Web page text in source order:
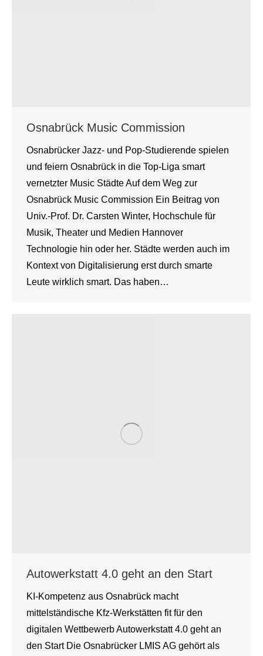
Osnabrück Music Commission
Osnabrücker Jazz- und Pop-Studierende spielen
und feiern Osnabrück in die Top-Liga smart
vernetzter Music Städte Auf dem Weg zur
Osnabrück Music Commission Ein Beitrag von
Univ.-Prof. Dr. Carsten Winter, Hochschule für
Musik, Theater und Medien Hannover
Technologie hin oder her. Städte werden auch im
Kontext von Digitalisierung erst durch smarte
Leute wirklich smart. Das haben…
Autowerkstatt 4.0 geht an den Start
KI-Kompetenz aus Osnabrück macht
mittelständische Kfz-Werkstätten fit für den
digitalen Wettbewerb Autowerkstatt 4.0 geht an
den Start Die Osnabrücker LMIS AG gehört als